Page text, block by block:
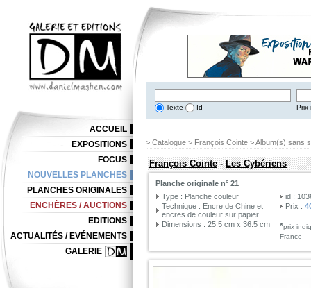
Texte Id Prix
> Catalogue > François Cointe >Album(s) sans
François Cointe-Les Cybériens
Planche originale n° 21
Type : Planche couleur
Technique : Encre de Chine et
encres de couleur sur papier
Dimensions : 25.5 cm x 36.5 cm
id :
Prix :
*prix
France
ACCUEIL
EXPOSITIONS
FOCUS
NOUVELLES PLANCHES
PLANCHES ORIGINALES
ENCHÈRES / AUCTIONS
EDITIONS
ACTUALITÉS / EVÉNEMENTS
GALERIE